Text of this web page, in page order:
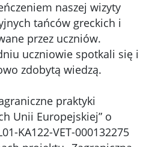
naszej wizyty
tańców greckich i
przez uczniów.
uczniowie spotkali się i
zdobytą wiedzą.
praktyki
Unii Europejskiej” o
KA122-VET-000132275